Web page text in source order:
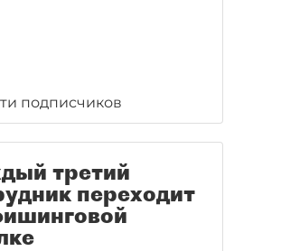
подписчиков
третий
переходит